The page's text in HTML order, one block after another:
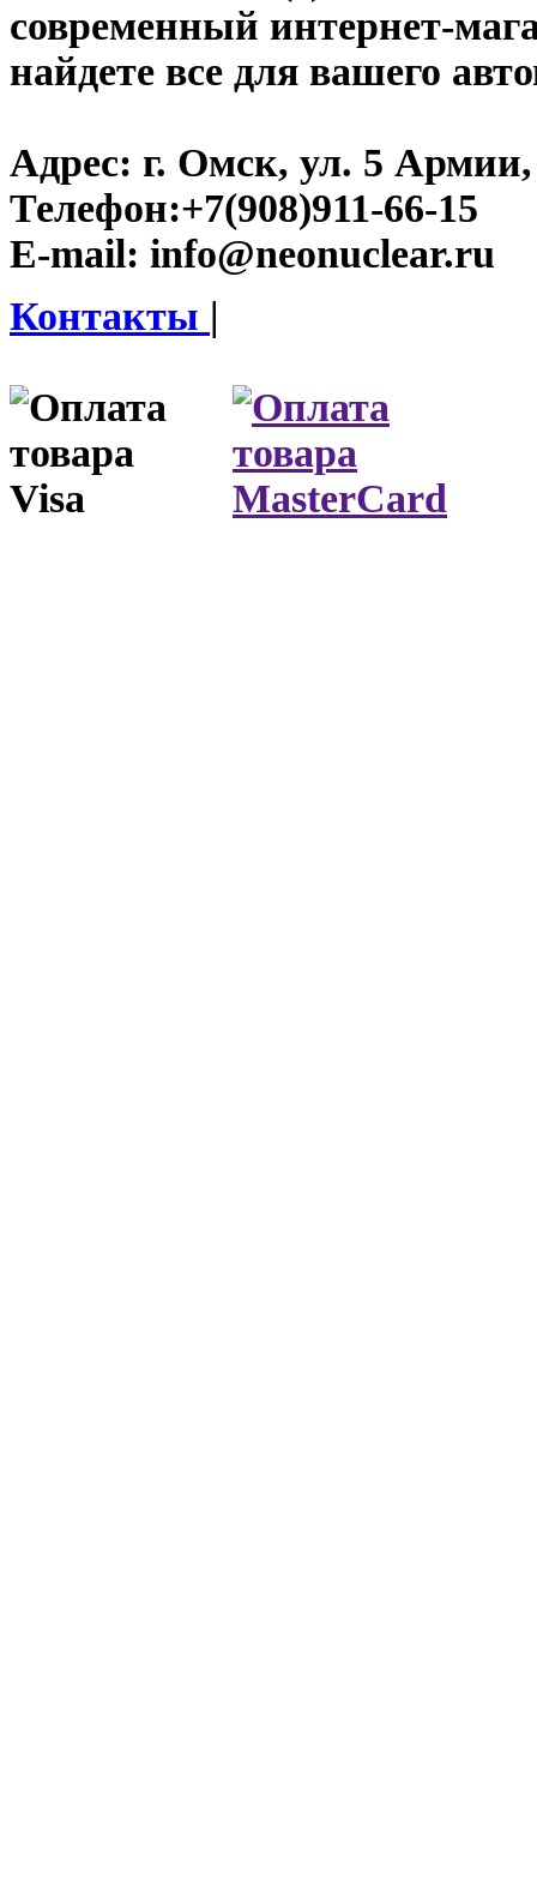
современный интернет-
найдете все для вашего
Адрес: г. Омск, ул. 5 Армии,
Телефон:+7(908)911-66-15
E-mail: info@neonuclear.ru
Контакты |